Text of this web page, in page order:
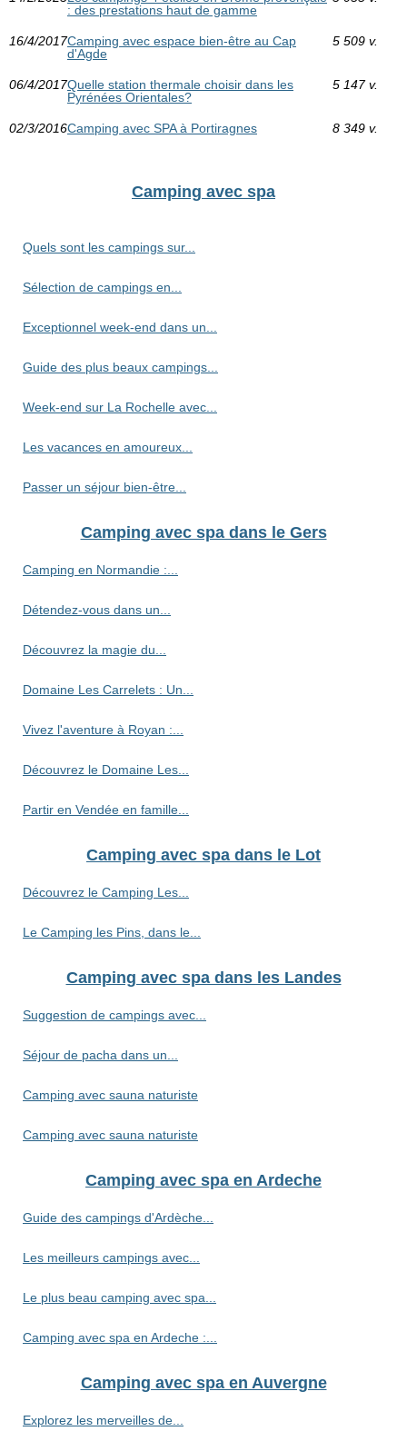
: des prestations haut de gamme
16/4/2017Camping avec espace bien-être au Cap
d'Agde
5 509 v.
06/4/2017Quelle station thermale choisir dans les
Pyrénées Orientales?
5 147 v.
02/3/2016Camping avec SPA à Portiragnes 8 349 v.
Camping avec spa
Quels sont les campings sur...
Sélection de campings en...
Exceptionnel week-end dans un...
Guide des plus beaux campings...
Week-end sur La Rochelle avec...
Les vacances en amoureux...
Passer un séjour bien-être...
Camping avec spa dans le Gers
Camping en Normandie :...
Détendez-vous dans un...
Découvrez la magie du...
Domaine Les Carrelets : Un...
Vivez l'aventure à Royan :...
Découvrez le Domaine Les...
Partir en Vendée en famille...
Camping avec spa dans le Lot
Découvrez le Camping Les...
Le Camping les Pins, dans le...
Camping avec spa dans les Landes
Suggestion de campings avec...
Séjour de pacha dans un...
Camping avec sauna naturiste
Camping avec sauna naturiste
Camping avec spa en Ardeche
Guide des campings d'Ardèche...
Les meilleurs campings avec...
Le plus beau camping avec spa...
Camping avec spa en Ardeche :...
Camping avec spa en Auvergne
Explorez les merveilles de...